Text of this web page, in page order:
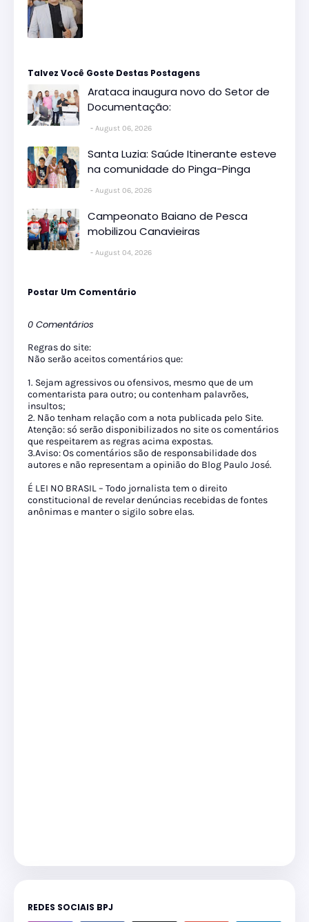
Talvez Você Goste Destas Postagens
Arataca inaugura novo do Setor de
Documentação:
August 06, 2026
Santa Luzia: Saúde Itinerante esteve
na comunidade do Pinga-Pinga
August 06, 2026
Campeonato Baiano de Pesca
mobilizou Canavieiras
August 04, 2026
Postar Um Comentário
0 Comentários
Regras do site:
Não serão aceitos comentários que:
1. Sejam agressivos ou ofensivos, mesmo que de um
comentarista para outro; ou contenham palavrões,
insultos;
2. Não tenham relação com a nota publicada pelo Site.
Atenção: só serão disponibilizados no site os comentários
que respeitarem as regras acima expostas.
3.Aviso: Os comentários são de responsabilidade dos
autores e não representam a opinião do Blog Paulo José.
É LEI NO BRASIL – Todo jornalista tem o direito
constitucional de revelar denúncias recebidas de fontes
anônimas e manter o sigilo sobre elas.
REDES SOCIAIS BPJ